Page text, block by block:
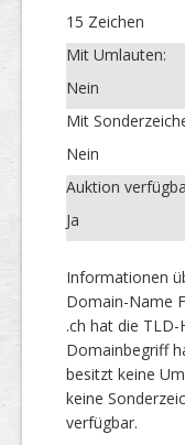
15 Zeichen
Mit Umlauten:
Nein
Mit
Nein
Auktion
Ja
Informationen
Domain-Name
.ch hat die
Domainbegriff
besitzt keine
keine
verfügbar.